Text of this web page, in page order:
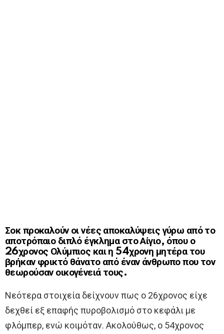
Σοκ προκαλούν οι νέες αποκαλύψεις γύρω από το
αποτρόπαιο διπλό έγκλημα στο Αίγιο, όπου ο
26χρονος Ολύμπιος και η 54χρονη μητέρα του
βρήκαν φρικτό θάνατο από έναν άνθρωπο που τον
θεωρούσαν οικογένειά τους.
Νεότερα στοιχεία δείχνουν πως ο 26χρονος είχε
δεχθεί εξ επαφής πυροβολισμό στο κεφάλι με
φλόμπερ, ενώ κοιμόταν. Ακολούθως, ο 54χρονος